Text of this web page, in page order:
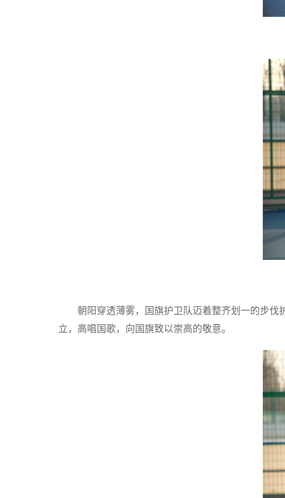
朝阳穿透薄雾，国旗护卫队迈着整齐划一的步
立，高唱国歌，向国旗致以崇高的敬意。